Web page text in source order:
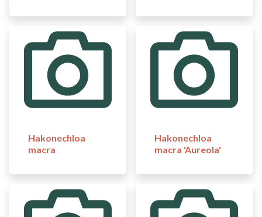
Hakonechloa
macra
Hakonechloa
macra 'Aureola'